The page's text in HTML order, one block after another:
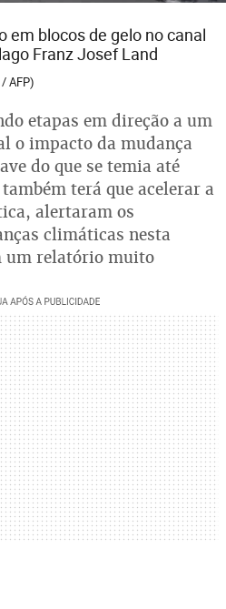
em blocos de gelo no canal
Franz Josef Land
AFP)
etapas em direção a um
o impacto da mudança
do que se temia até
terá que acelerar a
alertaram os
climáticas nesta
um relatório muito